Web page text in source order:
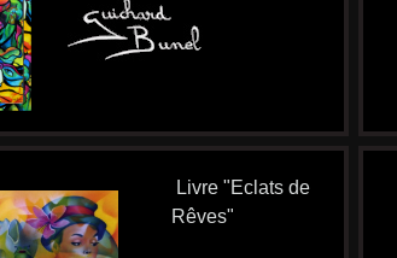
Livre "Eclats de
Rêves"